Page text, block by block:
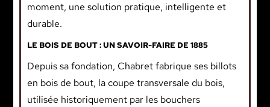
moment, une solution pratique, intelligente et
durable.
LE BOIS DE BOUT : UN SAVOIR-FAIRE DE 1885
Depuis sa fondation, Chabret fabrique ses billots
en bois de bout, la coupe transversale du bois,
utilisée historiquement par les bouchers